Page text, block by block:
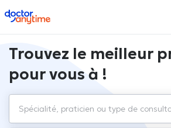
doctoranytime
Trouvez le meilleur
pour vous à !